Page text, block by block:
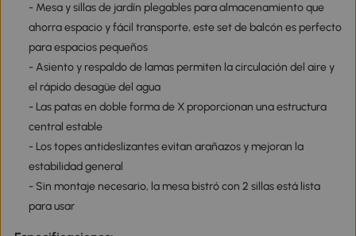
- Mesa y sillas de jardín plegables para almacenamiento que
ahorra espacio y fácil transporte, este set de balcón es perfecto
para espacios pequeños
- Asiento y respaldo de lamas permiten la circulación del aire y
el rápido desagüe del agua
- Las patas en doble forma de X proporcionan una estructura
central estable
- Los topes antideslizantes evitan arañazos y mejoran la
estabilidad general
- Sin montaje necesario, la mesa bistró con 2 sillas está lista
para usar